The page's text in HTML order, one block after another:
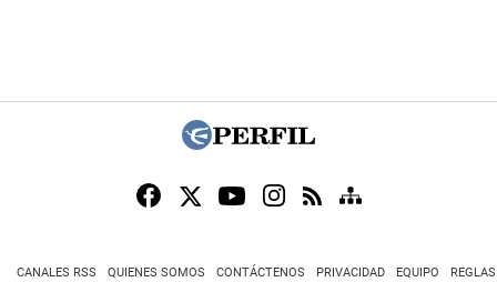
CANALES RSS QUIENES SOMOS CONTÁCTENOS PRIVACIDAD EQUIPO